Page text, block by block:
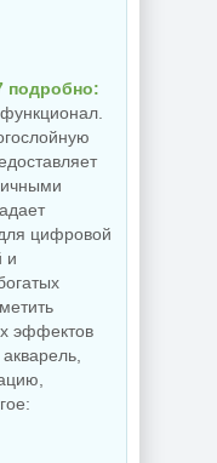
7997
Capture
KpoJIuK
NEW
подробно:
цифровой
и
эффектов